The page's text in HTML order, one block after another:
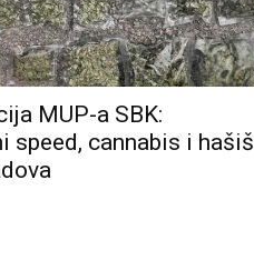
MUP-a SBK:
speed, cannabis i hašiš